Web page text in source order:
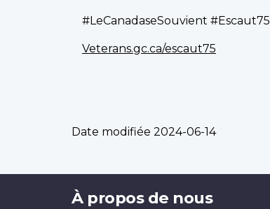
#LeCanadaseSouvient #Escaut75
Veterans.gc.ca/escaut75
Date modifiée 2024-06-14
Brand
À propos de nous